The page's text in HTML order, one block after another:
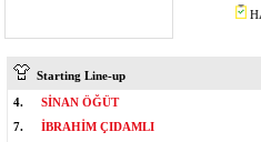
Starting Line-up
4.
SİNAN ÖĞÜT
7.
İBRAHİM ÇIDAMLI